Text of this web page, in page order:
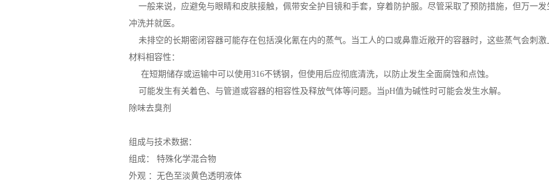
一般来说，应避免与眼睛和皮肤接触，佩带安全护目镜和手套，穿着防护服。尽管采取了预防措施，但万一
冲洗并就医。
未排空的长期密闭容器可能存在包括溴化氰在内的蒸气。当工人的口或鼻靠近敞开的容器时，这些蒸气会刺激
材料相容性：
在短期储存或运输中可以使用316不锈钢，但使用后应彻底清洗，以防止发生全面腐蚀和点蚀。
可能发生有关着色、与管道或容器的相容性及释放气体等问题。当pH值为碱性时可能会发生水解。
除味去臭剂
组成与技术数据：
组成： 特殊化学混合物
外观 ：无色至淡黄色透明液体